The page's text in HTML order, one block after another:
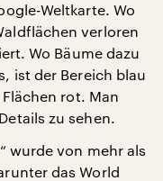
Weltkarte. Wo
verloren
Wo Bäume dazu
ist der Bereich blau
rot. Man
zu sehen.
wurde von mehr als
das World